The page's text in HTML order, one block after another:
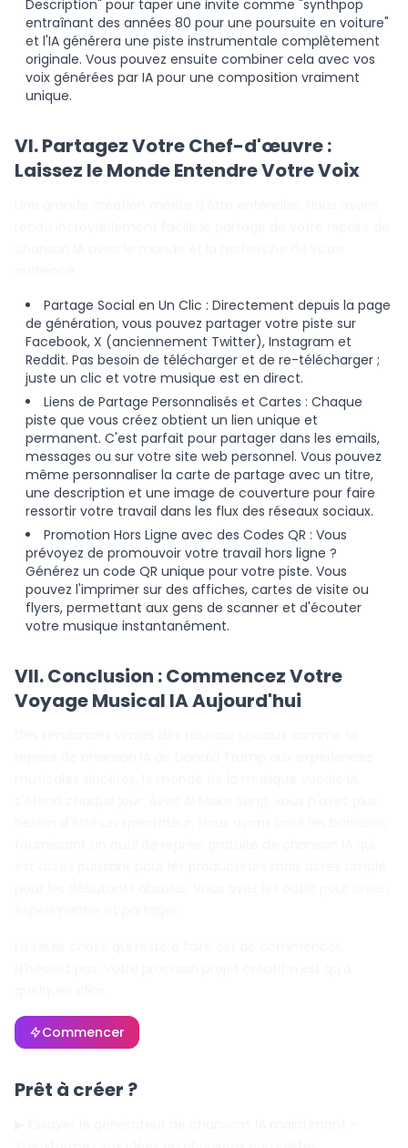
Description" pour taper une invite comme "synthpop
entraînant des années 80 pour une poursuite en voiture"
et l'IA générera une piste instrumentale complètement
originale. Vous pouvez ensuite combiner cela avec vos
voix générées par IA pour une composition vraiment
unique.
VI. Partagez Votre Chef-d'œuvre :
Laissez le Monde Entendre Votre Voix
Partage Social en Un Clic : Directement depuis la page
de génération, vous pouvez partager votre piste sur
Facebook, X (anciennement Twitter), Instagram et
Reddit. Pas besoin de télécharger et de re-télécharger ;
juste un clic et votre musique est en direct.
Liens de Partage Personnalisés et Cartes : Chaque
piste que vous créez obtient un lien unique et
permanent. C'est parfait pour partager dans les emails,
messages ou sur votre site web personnel. Vous pouvez
même personnaliser la carte de partage avec un titre,
une description et une image de couverture pour faire
ressortir votre travail dans les flux des réseaux sociaux.
Promotion Hors Ligne avec des Codes QR : Vous
prévoyez de promouvoir votre travail hors ligne ?
Générez un code QR unique pour votre piste. Vous
pouvez l'imprimer sur des affiches, cartes de visite ou
flyers, permettant aux gens de scanner et d'écouter
votre musique instantanément.
VII. Conclusion : Commencez Votre
Voyage Musical IA Aujourd'hui
Commencer
Prêt à créer ?